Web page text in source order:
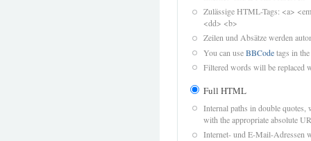
Zulässige HTML-Tags: <a>
<dd> <b>
Zeilen und Absätze werden
You can useBBCodetags in
Filtered words will be replaced
Full HTML
Internal paths in double quotes,
with the appropriate absolute
Internet- und E-Mail-Adressen